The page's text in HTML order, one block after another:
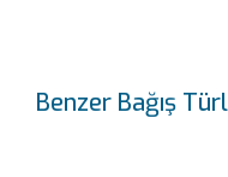
Benzer Bağış